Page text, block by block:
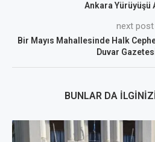
Ankara Yürüyüşü
next post
Bir Mayıs Mahallesinde Halk
Duvar
BUNLAR DA